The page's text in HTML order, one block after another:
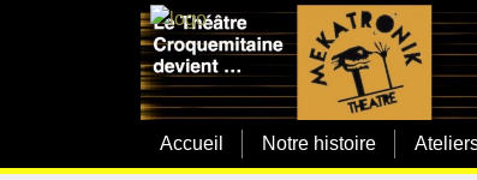
Accueil Notre histoire